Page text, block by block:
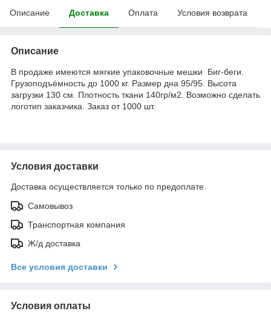
Описание Доставка Оплата Условия возврата
Описание
В продаже имеются мягкие упаковочные мешки Биг-беги.
Грузоподъёмность до 1000 кг. Размер дна 95/95. Высота
загрузки 130 см. Плотность ткани 140гр/м2. Возможно сделать
логотип заказчика. Заказ от 1000 шт.
Условия доставки
Доставка осуществляется только по предоплате.
Самовывоз
Транспортная компания
Ж/д доставка
Все условия доставки
Условия оплаты